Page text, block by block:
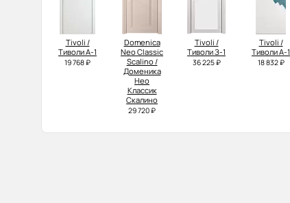
Tivoli /
Тиволи А-1
19 768 ₽
Domenica
Neo Classic
Scalino /
Доменика
Нео
Классик
Скалино
29 720 ₽
Tivoli /
Тиволи З-1
36 225 ₽
Tivoli /
Тиволи А-1
18 832 ₽